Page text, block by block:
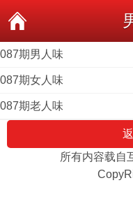
087期男人味
087期女人味
087期老人味
所有内容载自